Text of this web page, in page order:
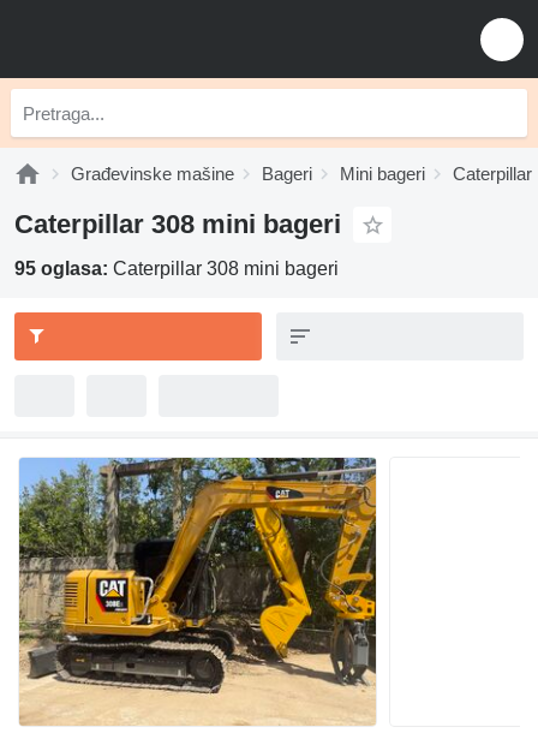
Građevinske mašine Bageri Mini bageri Caterpillar
Caterpillar 308 mini bageri
95 oglasa: Caterpillar 308 mini bageri